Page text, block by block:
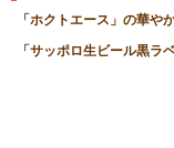
「ホクトエース」の華や
「サッポロ生ビール黒ラ